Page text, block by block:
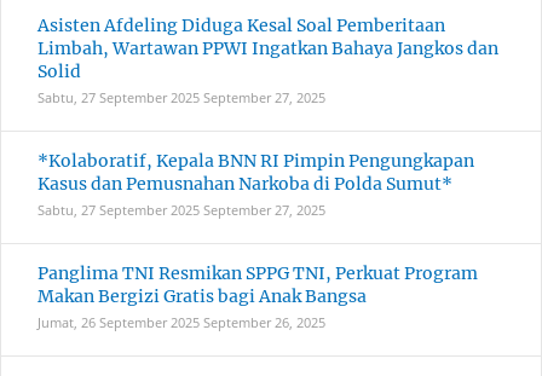
Asisten Afdeling Diduga Kesal Soal Pemberitaan
Limbah, Wartawan PPWI Ingatkan Bahaya Jangkos dan
Solid
Sabtu, 27 September 2025 September 27, 2025
*Kolaboratif, Kepala BNN RI Pimpin Pengungkapan
Kasus dan Pemusnahan Narkoba di Polda Sumut*
Sabtu, 27 September 2025 September 27, 2025
Panglima TNI Resmikan SPPG TNI, Perkuat Program
Makan Bergizi Gratis bagi Anak Bangsa
Jumat, 26 September 2025 September 26, 2025